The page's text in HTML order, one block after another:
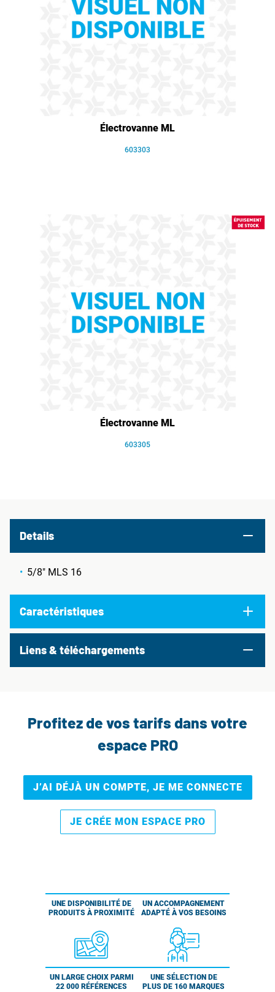
Électrovanne ML
603303
Électrovanne ML
603305
Details
5/8" MLS 16
Caractéristiques
Liens & téléchargements
Profitez de vos tarifs dans votre
espace PRO
J’AI DÉJÀ UN COMPTE, JE ME CONNECTE
JE CRÉE MON ESPACE PRO
UNE DISPONIBILITÉ DE
PRODUITS À PROXIMITÉ
UN ACCOMPAGNEMENT
ADAPTÉ À VOS BESOINS
UN LARGE CHOIX PARMI
22 000 RÉFÉRENCES
UNE SÉLECTION DE
PLUS DE 160 MARQUES